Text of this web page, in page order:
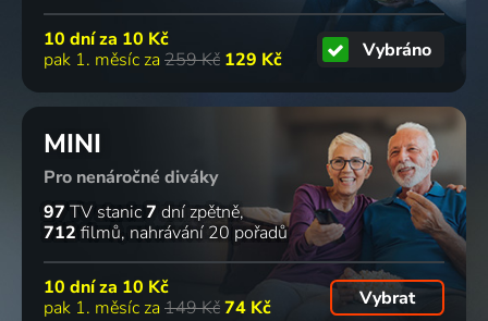
10 dní za 10 Kč
pak 1. měsíc za 259 Kč 129 Kč Vybráno
MINI
Pro nenáročné diváky
97 TV stanic7 dní zpětně
712 filmů nahrávání 20 pořadů
10 dní za 10 Kč
pak 1. měsíc za 149 Kč74 Kč Vybrat